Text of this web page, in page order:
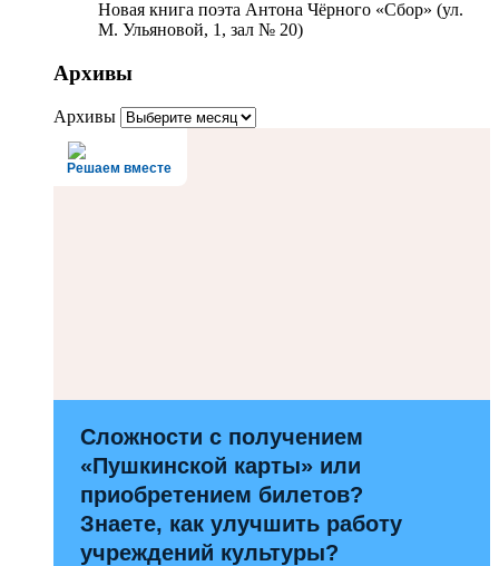
Новая книга поэта Антона Чёрного «Сбор» (ул.
М. Ульяновой, 1, зал № 20)
Архивы
Архивы
Решаем вместе
Сложности с получением
«Пушкинской карты» или
приобретением билетов?
Знаете, как улучшить работу
учреждений культуры?